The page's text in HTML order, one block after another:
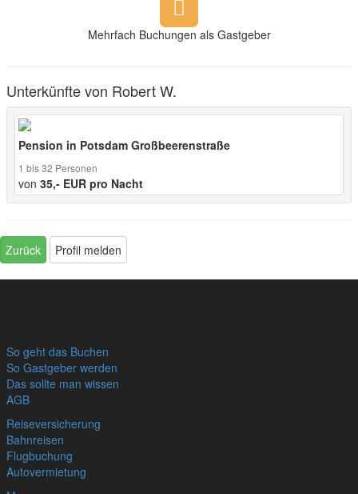
Mehrfach Buchungen als Gastgeber
Unterkünfte von Robert W.
Pension in Potsdam Großbeerenstraße
1 bis 32 Personen
von 35,- EUR pro Nacht
Zurück Profil melden
So geht das Buchen
So Gastgeber werden
Das sollte man wissen
AGB
Reiseversicherung
Bahnreisen
Flugbuchung
Autovermietung